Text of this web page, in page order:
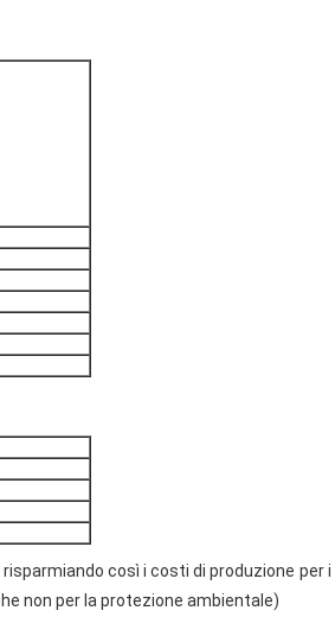
così i costi di produzione
non per la protezione ambientale)